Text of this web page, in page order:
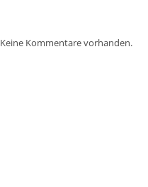
Keine Kommentare vorhanden.